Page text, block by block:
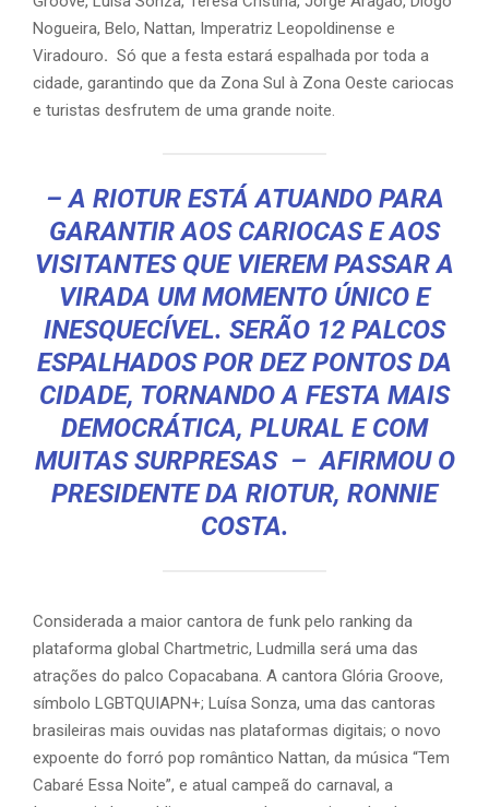
Nogueira, Belo, Nattan, Imperatriz Leopoldinense e
Viradouro. Só que a festa estará espalhada por toda a
cidade, garantindo que da Zona Sul à Zona Oeste cariocas
e turistas desfrutem de uma grande noite.
– A RIOTUR ESTÁ ATUANDO PARA
GARANTIR AOS CARIOCAS E AOS
VISITANTES QUE VIEREM PASSAR A
VIRADA UM MOMENTO ÚNICO E
INESQUECÍVEL. SERÃO 12 PALCOS
ESPALHADOS POR DEZ PONTOS DA
CIDADE, TORNANDO A FESTA MAIS
DEMOCRÁTICA, PLURAL E COM
MUITAS SURPRESAS – AFIRMOU O
PRESIDENTE DA RIOTUR, RONNIE
COSTA.
Considerada a maior cantora de funk pelo ranking da
plataforma global Chartmetric, Ludmilla será uma das
atrações do palco Copacabana. A cantora Glória Groove,
símbolo LGBTQUIAPN+; Luísa Sonza, uma das cantoras
brasileiras mais ouvidas nas plataformas digitais; o novo
expoente do forró pop romântico Nattan, da música “Tem
Cabaré Essa Noite”, e atual campeã do carnaval, a